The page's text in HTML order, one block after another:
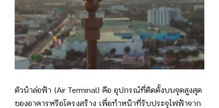
ตัวนำล่อฟ้า (Air Terminal) คือ อุปกรณ์ที่ติดตั้งบนจุดสูงสุด
ของอาคารหรือโครงสร้าง เพื่อทำหน้าที่รับประจุไฟฟ้าจาก